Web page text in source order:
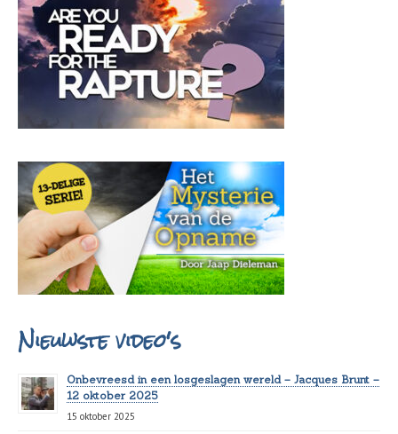
Nieuwste video's
Onbevreesd in een losgeslagen wereld – Jacques Brunt –
12 oktober 2025
15 oktober 2025